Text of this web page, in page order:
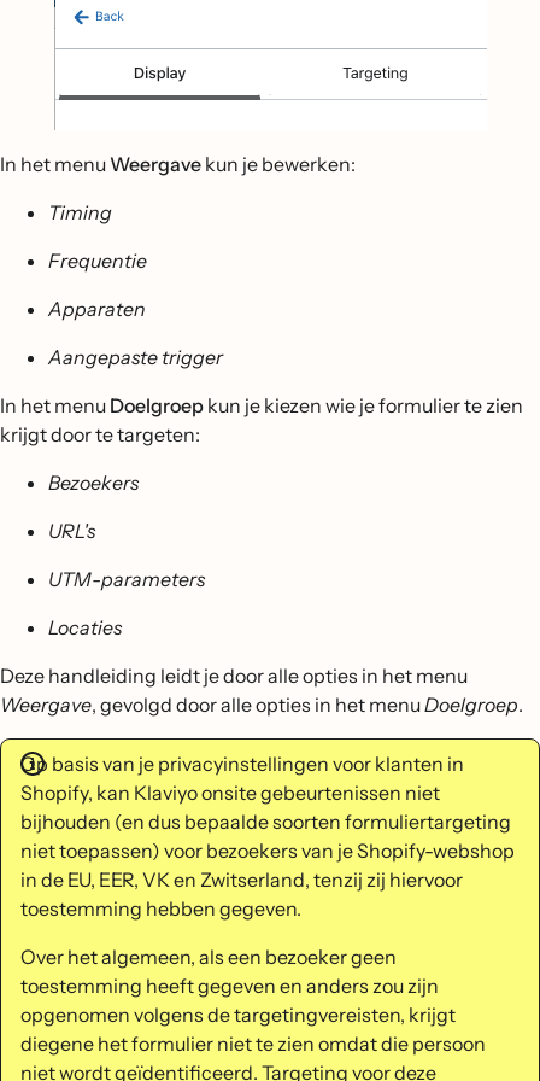
In het menuWeergave kun je bewerken:
Timing
Frequentie
Apparaten
Aangepaste trigger
In het menu Doelgroep kun je kiezen wie je formulier te zien
krijgt door te targeten:
Bezoekers
URL's
UTM-parameters
Locaties
Deze handleiding leidt je door alle opties in het menu
Weergave, gevolgd door alle opties in het menuDoelgroep.
Op basis van je privacyinstellingen voor klanten in
Shopify, kan Klaviyo onsite gebeurtenissen niet
bijhouden (en dus bepaalde soorten formuliertargeting
niet toepassen) voor bezoekers van je Shopify-webshop
in de EU, EER, VK en Zwitserland, tenzij zij hiervoor
toestemming hebben gegeven.
Over het algemeen, als een bezoeker geen
toestemming heeft gegeven en anders zou zijn
opgenomen volgens de targetingvereisten, krijgt
diegene het formulier niet te zien omdat die persoon
niet wordt geïdentificeerd. Targeting voor deze